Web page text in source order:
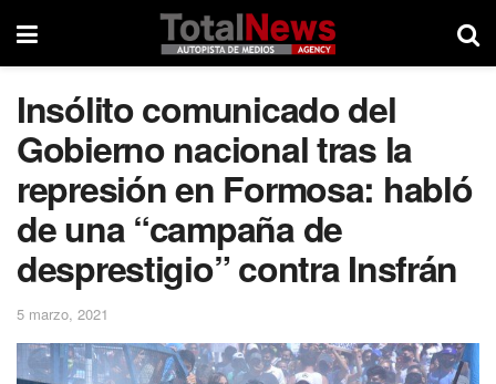
Insólito comunicado del
Gobierno nacional tras la
represión en Formosa: habló
de una “campaña de
desprestigio” contra Insfrán
5 marzo, 2021